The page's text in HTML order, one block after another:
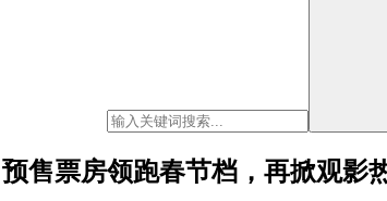
售票房领跑春节档，再掀观影